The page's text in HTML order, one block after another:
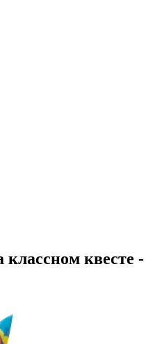
квесте -